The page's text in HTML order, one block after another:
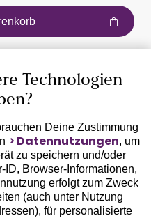
Technologien
Deine Zustimmung
Datennutzungen, um
zu speichern und/oder
ID, Browser-Informationen,
erfolgt zum Zweck
(auch unter Nutzung
für personalisierte